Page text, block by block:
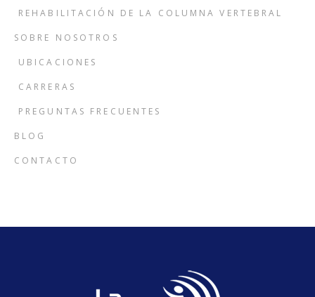
REHABILITACIÓN DE LA COLUMNA VERTEBRAL
SOBRE NOSOTROS
UBICACIONES
CARRERAS
PREGUNTAS FRECUENTES
BLOG
CONTACTO